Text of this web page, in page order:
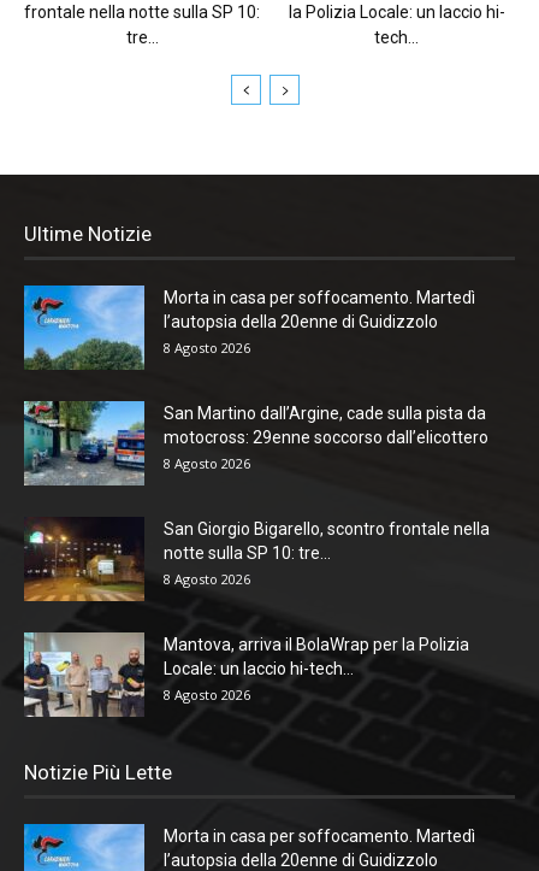
frontale nella notte sulla SP 10:
tre...
la Polizia Locale: un laccio hi-
tech...
Ultime Notizie
Morta in casa per soffocamento. Martedì
l’autopsia della 20enne di Guidizzolo
8 Agosto 2026
San Martino dall’Argine, cade sulla pista da
motocross: 29enne soccorso dall’elicottero
8 Agosto 2026
San Giorgio Bigarello, scontro frontale nella
notte sulla SP 10: tre...
8 Agosto 2026
Mantova, arriva il BolaWrap per la Polizia
Locale: un laccio hi-tech...
8 Agosto 2026
Notizie Più Lette
Morta in casa per soffocamento. Martedì
l’autopsia della 20enne di Guidizzolo